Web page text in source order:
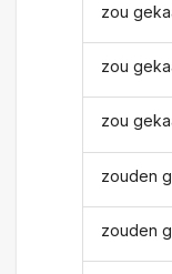
zou
zou
zou
zouden
zouden